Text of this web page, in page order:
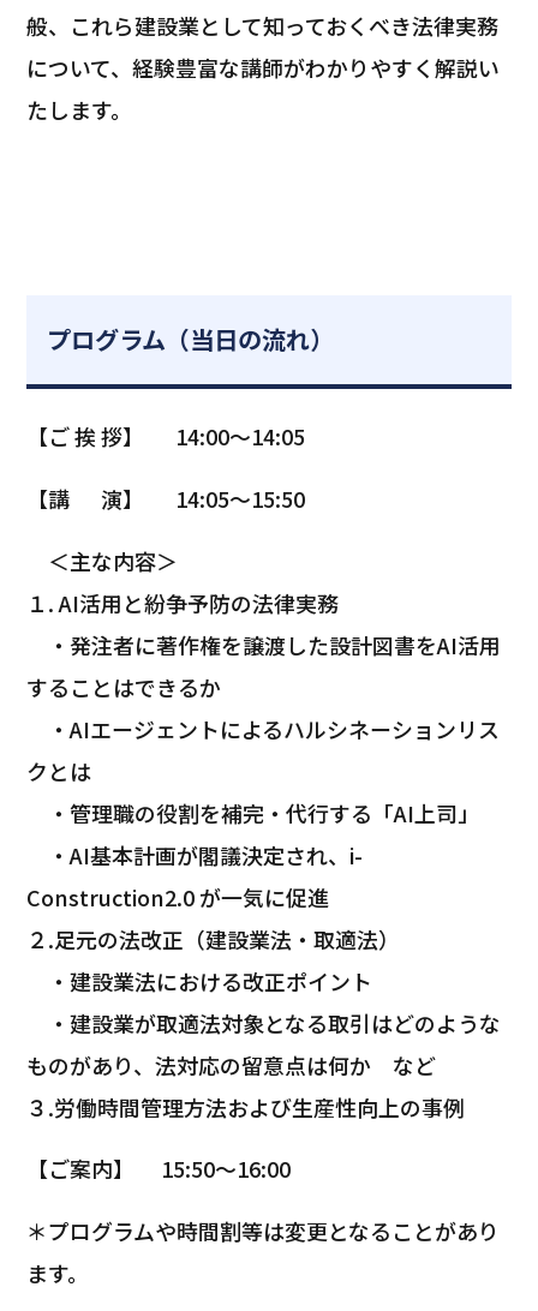
般、これら建設業として知っておくべき法律実務
について、経験豊富な講師がわかりやすく解説い
たします。
プログラム（当日の流れ）
【ご 挨 拶】 14:00～14:05
【講 演】 14:05～15:50
＜主な内容＞
１. AI活用と紛争予防の法律実務
・発注者に著作権を譲渡した設計図書をAI活用
することはできるか
・AIエージェントによるハルシネーションリス
クとは
・管理職の役割を補完・代行する「AI上司」
・AI基本計画が閣議決定され、i-
Construction2.0 が一気に促進
２.足元の法改正（建設業法・取適法）
・建設業法における改正ポイント
・建設業が取適法対象となる取引はどのような
ものがあり、法対応の留意点は何か など
３.労働時間管理方法および生産性向上の事例
【ご案内】 15:50～16:00
＊プログラムや時間割等は変更となることがあり
ます。